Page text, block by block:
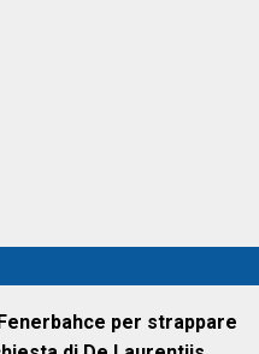
per strappare